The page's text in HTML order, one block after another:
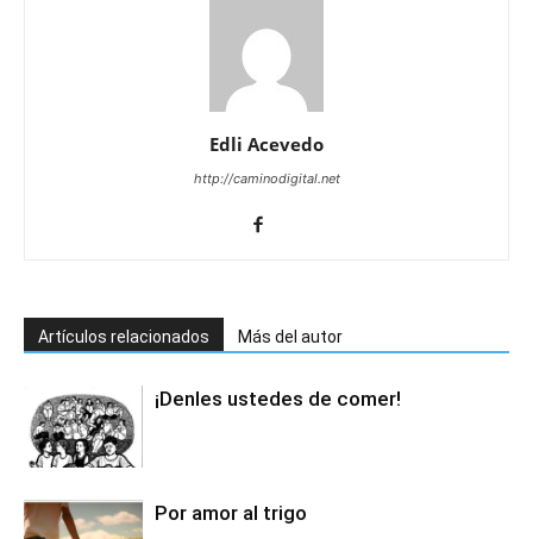
Edli Acevedo
http://caminodigital.net
Artículos relacionados Más del autor
¡Denles ustedes de comer!
Por amor al trigo